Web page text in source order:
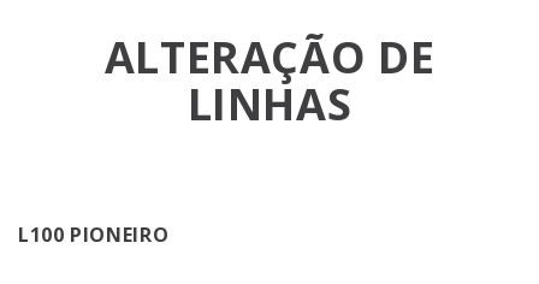
ALTERAÇÃO DE
LINHAS
L100 PIONEIRO